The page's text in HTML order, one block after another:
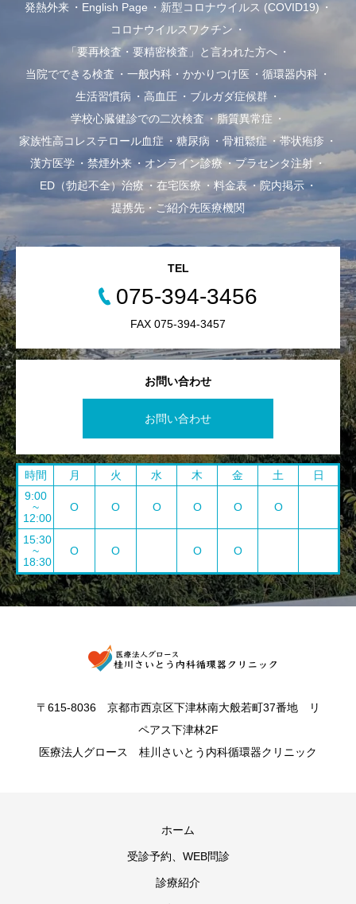
発熱外来 English Page
新型コロナウイルス (COVID19)
コロナウイルスワクチン
「要再検査・要精密検査」と言われた方へ
当院でできる検査
一般内科・かかりつけ医
循環器内科
生活習慣病
高血圧
ブルガダ症候群
学校心臓健診での二次検査
脂質異常症
家族性高コレステロール血症
糖尿病 骨粗鬆症
帯状疱疹
漢方医学
禁煙外来 オンライン診療
プラセンタ注射
ED（勃起不全）治療
在宅医療 料金表
院内掲示
提携先・ご紹介先医療機関
お問い合わせ
お問い合わせ
TEL
075-394-3456
FAX 075-394-3457
時間 月 火 水 木 金 土
日
9:00
~
12:00
O O O O O O
15:30
~
18:30
O O O O
〒615-8036 京都市西京区下津林南大般若町37番地 リ
ペアス下津林2F
医療法人グロース 桂川さいとう内科循環器クリニック
ホーム
受診予約、WEB問診
診療紹介